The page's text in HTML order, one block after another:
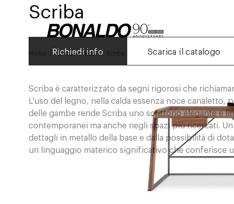
Complementi
Scriba
Richiedi info Scarica il catalogo
Scriba è caratterizzato da segni rigorosi che
L'uso del legno, nella calda essenza noce
delle gambe rende Scriba uno scrittorio elegante e
contemporanei ma anche negli spazi più ricercati.
dettagli in metallo della base e dalla possibilità di
un linguaggio materico significativo che conferisce